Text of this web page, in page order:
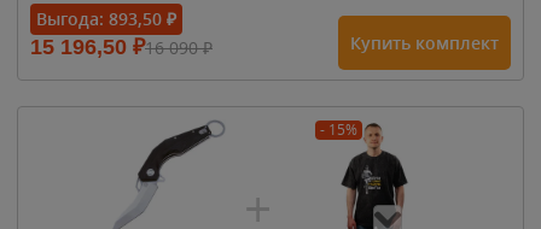
Выгода: 893,50 ₽
15 196,50 ₽16 090₽ Купить комплект
- 15%